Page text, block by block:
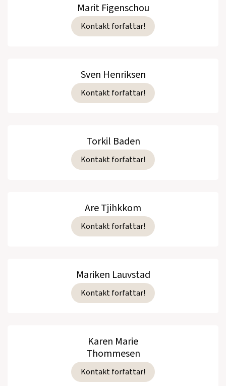
Marit Figenschou
Kontakt forfattar!
Sven Henriksen
Kontakt forfattar!
Torkil Baden
Kontakt forfattar!
Are Tjihkkom
Kontakt forfattar!
Mariken Lauvstad
Kontakt forfattar!
Karen Marie
Thommesen
Kontakt forfattar!